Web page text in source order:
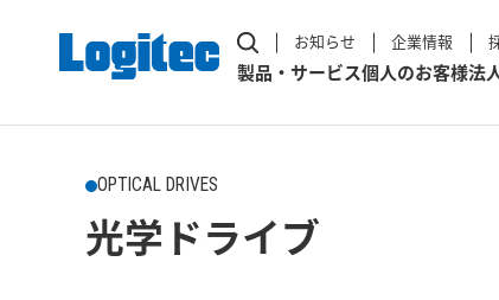
お知らせ 企業情報
製品・サービス個人のお客様法
OPTICAL DRIVES
光学ドライブ